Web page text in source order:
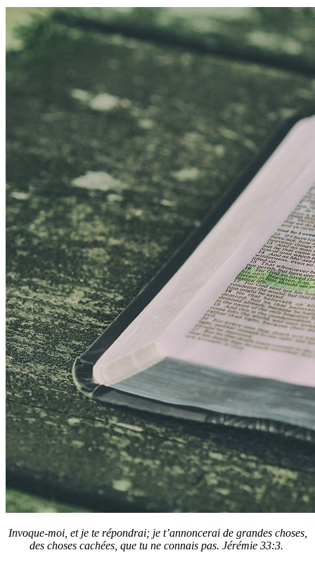
Invoque-moi, et je te répondrai; je t’annoncerai de grandes choses,
des choses cachées, que tu ne connais pas. Jérémie 33:3.